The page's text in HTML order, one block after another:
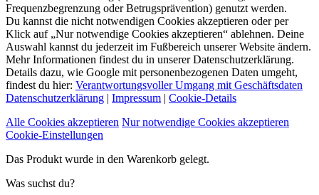
Frequenzbegrenzung oder Betrugsprävention) genutzt werden.
Du kannst die nicht notwendigen Cookies akzeptieren oder per
Klick auf „Nur notwendige Cookies akzeptieren“ ablehnen. Deine
Auswahl kannst du jederzeit im Fußbereich unserer Website ändern.
Mehr Informationen findest du in unserer Datenschutzerklärung.
Details dazu, wie Google mit personenbezogenen Daten umgeht,
findest du hier: Verantwortungsvoller Umgang mit Geschäftsdaten
Datenschutzerklärung | Impressum | Cookie-Details
Alle Cookies akzeptieren Nur notwendige Cookies akzeptieren
Cookie-Einstellungen
Das Produkt wurde in den Warenkorb gelegt.
Was suchst du?